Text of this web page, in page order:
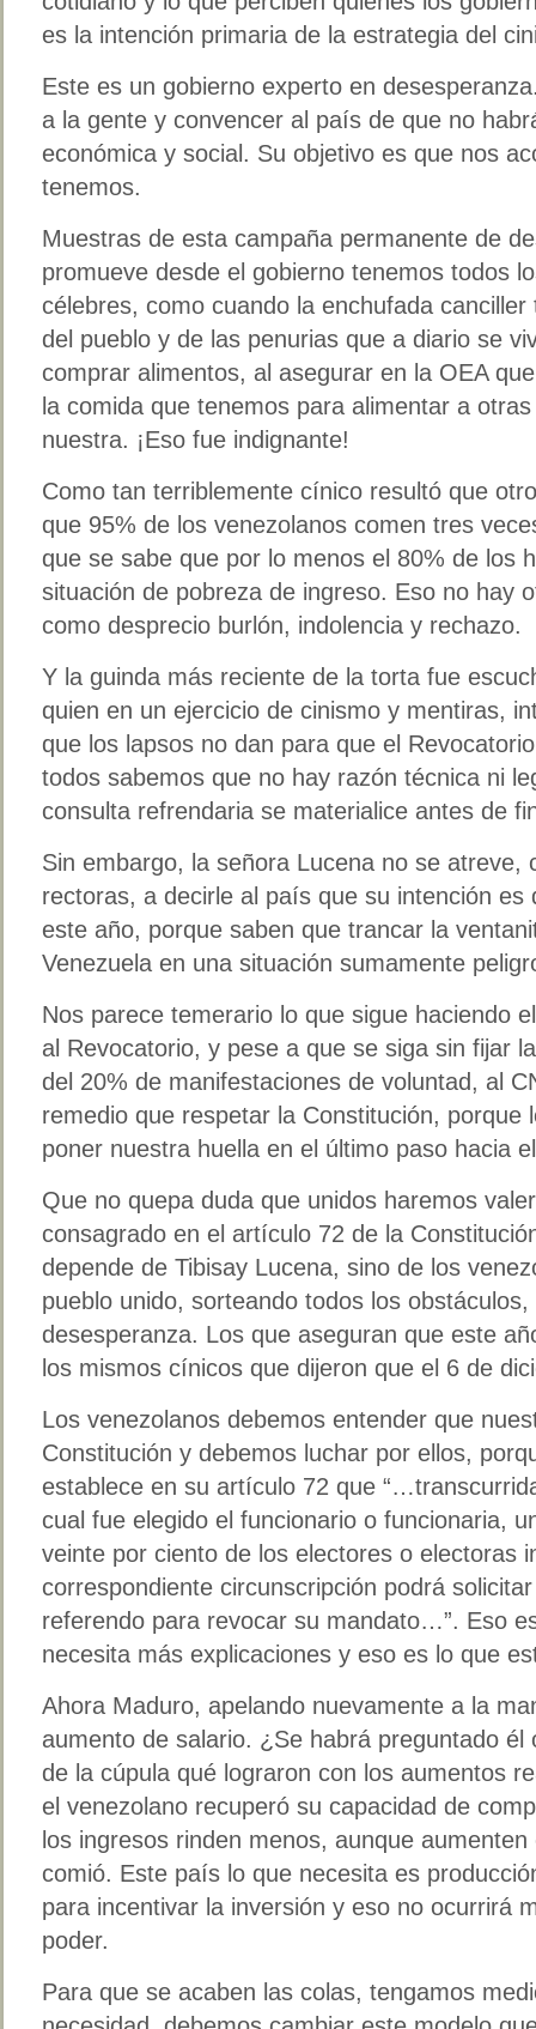
es la intención primaria de la estrategia del
Este es un gobierno experto en
a la gente y convencer al país de que no
económica y social. Su objetivo es que nos
tenemos.
Muestras de esta campaña permanente de
promueve desde el gobierno tenemos todos
célebres, como cuando la enchufada
del pueblo y de las penurias que a diario se
comprar alimentos, al asegurar en la OEA
la comida que tenemos para alimentar a
nuestra. ¡Eso fue indignante!
Como tan terriblemente cínico resultó que
que 95% de los venezolanos comen tres
que se sabe que por lo menos el 80% de los
situación de pobreza de ingreso. Eso no hay
como desprecio burlón, indolencia y rechazo.
Y la guinda más reciente de la torta fue
quien en un ejercicio de cinismo y mentiras,
que los lapsos no dan para que el
todos sabemos que no hay razón técnica ni
consulta refrendaria se materialice antes de
Sin embargo, la señora Lucena no se atreve,
rectoras, a decirle al país que su intención es
este año, porque saben que trancar la
Venezuela en una situación sumamente
Nos parece temerario lo que sigue haciendo
al Revocatorio, y pese a que se siga sin fijar
del 20% de manifestaciones de voluntad, al
remedio que respetar la Constitución, porque
poner nuestra huella en el último paso hacia
Que no quepa duda que unidos haremos
consagrado en el artículo 72 de la
depende de Tibisay Lucena, sino de los
pueblo unido, sorteando todos los
desesperanza. Los que aseguran que este
los mismos cínicos que dijeron que el 6 de
Los venezolanos debemos entender que
Constitución y debemos luchar por ellos,
establece en su artículo 72 que
cual fue elegido el funcionario o funcionaria,
veinte por ciento de los electores o electoras
correspondiente circunscripción podrá
referendo para revocar su mandato…”. Eso
necesita más explicaciones y eso es lo que
Ahora Maduro, apelando nuevamente a la
aumento de salario. ¿Se habrá preguntado él
de la cúpula qué lograron con los aumentos
el venezolano recuperó su capacidad de
los ingresos rinden menos, aunque
comió. Este país lo que necesita es
para incentivar la inversión y eso no ocurrirá
poder.
Para que se acaben las colas, tengamos